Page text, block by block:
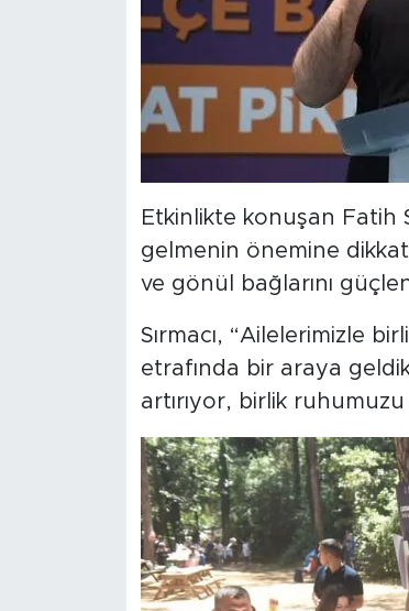
Etkinlikte konuşan Fatih
gelmenin önemine
ve gönül bağlarını
Sırmacı, “Ailelerimizle
etrafında bir araya
artırıyor, birlik